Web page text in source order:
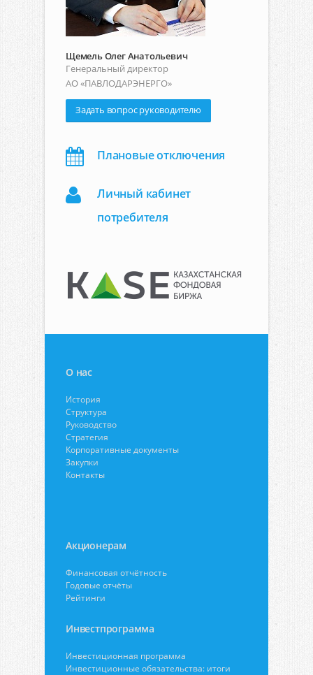
Щемель Олег Анатольевич
Генеральный директор
АО «ПАВЛОДАРЭНЕРГО»
Задать вопрос руководителю
Плановые отключения
Личный кабинет
потребителя
О нас
История
Структура
Руководство
Стратегия
Корпоративные документы
Закупки
Контакты
Акционерам
Финансовая отчётность
Годовые отчёты
Рейтинги
Инвестпрограмма
Инвестиционная программа
Инвестиционные обязательства: итоги